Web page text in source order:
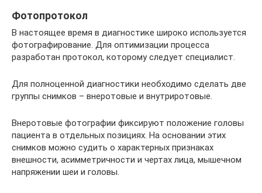
Фотопротокол
В настоящее время в диагностике широко используется
фотографирование. Для оптимизации процесса
разработан протокол, которому следует специалист.
Для полноценной диагностики необходимо сделать две
группы снимков – внеротовые и внутриротовые.
Внеротовые фотографии фиксируют положение головы
пациента в отдельных позициях. На основании этих
снимков можно судить о характерных признаках
внешности, асимметричности и чертах лица, мышечном
напряжении шеи и головы.